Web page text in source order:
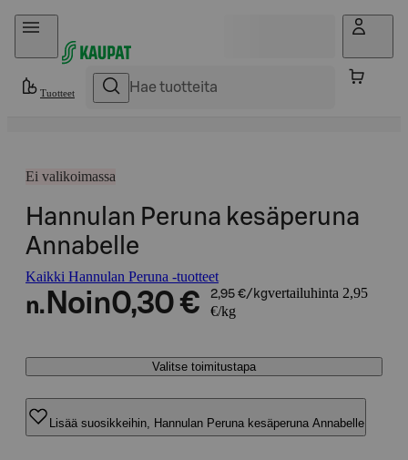
Hyppää sisältöön
Tuotteet
Ei valikoimassa
Hannulan Peruna kesäperuna
Annabelle
Kaikki Hannulan Peruna -tuotteet
n. Noin0,30 € 2,95 €/kgvertailuhinta 2,95
€/kg
Valitse toimitustapa
Lisää suosikkeihin, Hannulan Peruna kesäperuna Annabelle